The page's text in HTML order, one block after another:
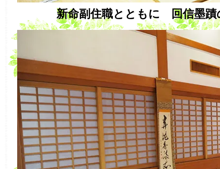
新命副住職とともに 回信墨蹟